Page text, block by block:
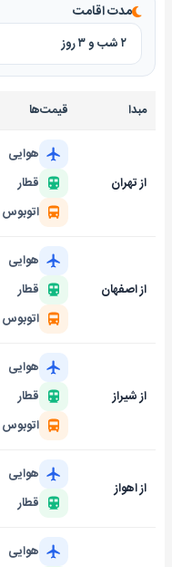
مدت اقامت
مبدا قیمت‌ها
از تهران
هوایی
قطار
اتوبوس
از اصفهان
هوایی
قطار
اتوبوس
از شیراز
هوایی
قطار
اتوبوس
از اهواز
هوایی
قطار
هوایی